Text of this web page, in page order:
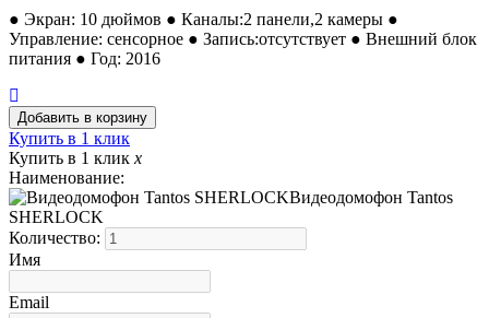
● Экран: 10 дюймов ● Каналы:2 панели,2 камеры ●
Управление: сенсорное ● Запись:отсутствует ● Внешний блок
питания ● Год: 2016
Купить в 1 клик
Купить в 1 клик x
Наименование:
Видеодомофон Tantos
SHERLOCK
Количество:
Имя
Email